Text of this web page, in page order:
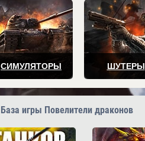
СИМУЛЯТОРЫ ШУТЕРЫ
База игры Повелители драконов